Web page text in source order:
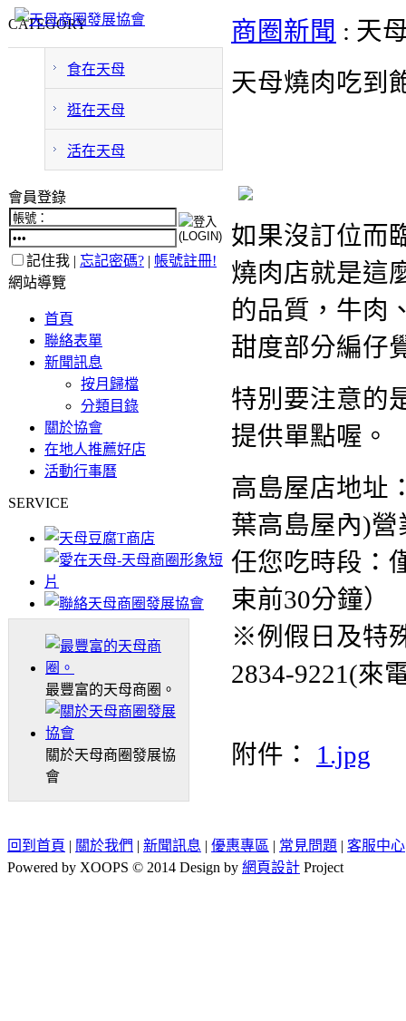
CATEGORY
食在天母
逛在天母
活在天母
會員登錄
記住我 | 忘記密碼? | 帳號註冊!
網站導覽
首頁
聯絡表單
新聞訊息
按月歸檔
分類目錄
關於協會
在地人推薦好店
活動行事曆
SERVICE
最豐富的天母商圈。
關於天母商圈發展協
會
商圈新聞 : 天
天母燒肉吃到
如果沒訂位而
燒肉店就是這
的品質，牛肉
甜度部分編仔
特別要注意的
提供單點喔。
高島屋店地址
葉高島屋內)
任您吃時段：
束前30分鐘）
※例假日及特
2834-9221(來
附件： 1.jpg
回到首頁 | 關於我們 | 新聞訊息 | 優惠專區 | 常見問題 | 客服中心
Powered by XOOPS © 2014 Design by 網頁設計 Project